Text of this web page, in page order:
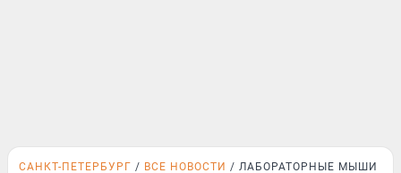
САНКТ-ПЕТЕРБУРГ ВСЕ НОВОСТИ ЛАБОРАТОРНЫЕ МЫШИ